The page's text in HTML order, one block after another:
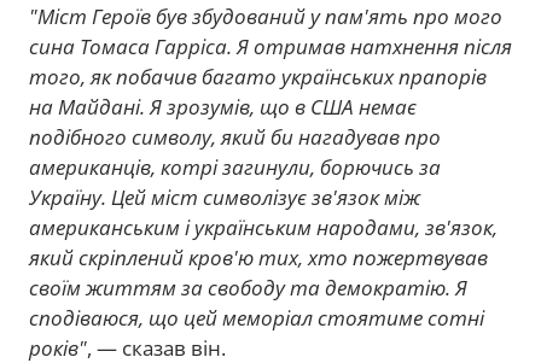
"Міст Героїв був збудований у пам'ять про мого
сина Томаса Гарріса. Я отримав натхнення після
того, як побачив багато українських прапорів
на Майдані. Я зрозумів, що в США немає
подібного символу, який би нагадував про
американців, котрі загинули, борючись за
Україну. Цей міст символізує зв'язок між
американським і українським народами, зв'язок,
який скріплений кров'ю тих, хто пожертвував
своїм життям за свободу та демократію. Я
сподіваюся, що цей меморіал стоятиме сотні
років", — сказав він.